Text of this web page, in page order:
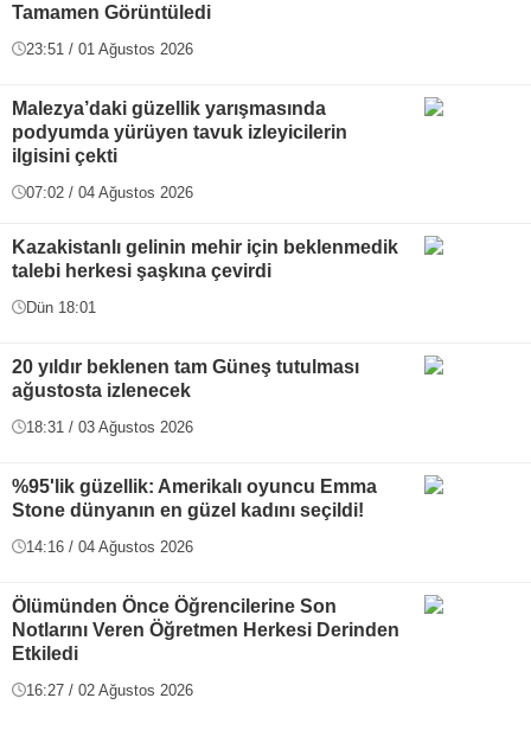
Tamamen Görüntüledi
23:51 / 01 Ağustos 2026
Malezya’daki güzellik yarışmasında
podyumda yürüyen tavuk izleyicilerin
ilgisini çekti
07:02 / 04 Ağustos 2026
Kazakistanlı gelinin mehir için beklenmedik
talebi herkesi şaşkına çevirdi
Dün 18:01
20 yıldır beklenen tam Güneş tutulması
ağustosta izlenecek
18:31 / 03 Ağustos 2026
%95'lik güzellik: Amerikalı oyuncu Emma
Stone dünyanın en güzel kadını seçildi!
14:16 / 04 Ağustos 2026
Ölümünden Önce Öğrencilerine Son
Notlarını Veren Öğretmen Herkesi Derinden
Etkiledi
16:27 / 02 Ağustos 2026